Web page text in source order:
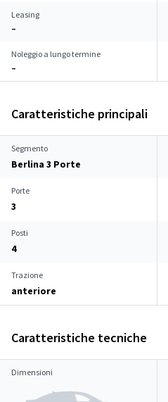
Leasing
–
Noleggio a lungo termine
–
Caratteristiche principali
Segmento
Berlina 3 Porte
Porte
3
Posti
4
Trazione
anteriore
Caratteristiche tecniche
Dimensioni